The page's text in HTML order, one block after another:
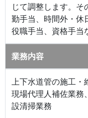
じて調整します。そ
勤手当、時間外・休
役職手当、資格手当
業務内容
上下水道管の施工・
現場代理人補佐業務
設清掃業務